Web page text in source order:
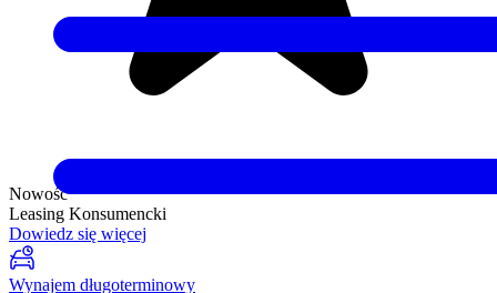
Nowość
Leasing Konsumencki
Dowiedz się więcej
Wynajem długoterminowy